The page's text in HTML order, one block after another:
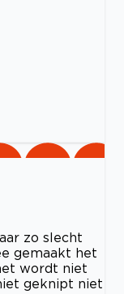
zo slecht
gemaakt het
wordt niet
geknipt niet